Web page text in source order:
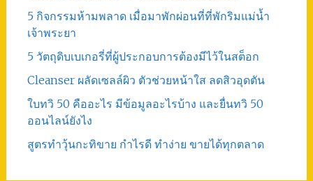
5 กิจกรรมห้ามพลาด เมื่อมาพักผ่อนที่ที่พักริมแม่น้ำ
เจ้าพระยา
5 วัตถุดิบเบเกอรี่ที่ผู้ประกอบการต้องมีไว้ในสต็อก
Cleanser ผลัดเซลล์ผิว ตัวช่วยหน้าใส ลดสิวอุดตัน
ใบทวิ 50 คืออะไร มีข้อมูลอะไรบ้าง และยื่นทวิ 50
ออนไลน์ยังไง
สูตรทําวุ้นกะทิขาย กำไรดี ทำง่าย ขายได้ทุกตลาด